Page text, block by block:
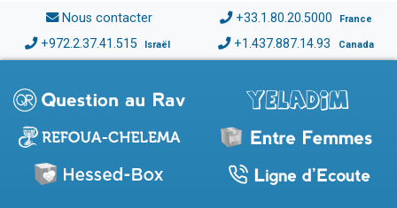
Nous contacter +33.1.80.20.5000 France
+972.2.37.41.515 Israël +1.437.887.14.93 Canada